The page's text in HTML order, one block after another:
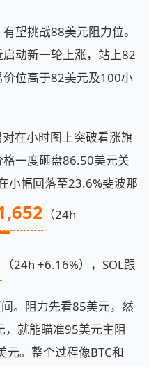
望挑战88美元阻力位。
动新一轮上涨，站上82
位高于82美元及100小
在小时图上突破看涨旗
一度砸盘86.50美元关
小幅回落至23.6%斐波那
（24h
（24h +6.16%），SOL跟
。阻力先看85美元，然
就能瞄准95美元主阻
。整个过程像BTC和